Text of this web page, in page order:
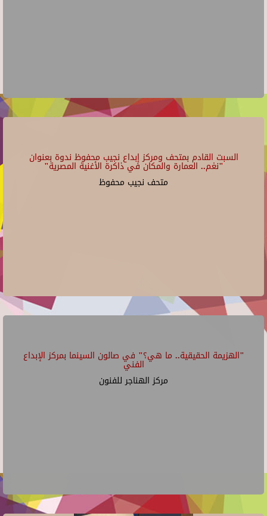
السبت القادم بمتحف ومركز إبداع نجيب محفوظ ندوة بعنوان
"نغم.. العمارة والمكان في ذاكرة الأغنية المصرية"
متحف نجيب محفوظ
"الهزيمة الحقيقية.. ما هي؟" في صالون السينما بمركز الإبداع
الفني
مركز الهناجر للفنون